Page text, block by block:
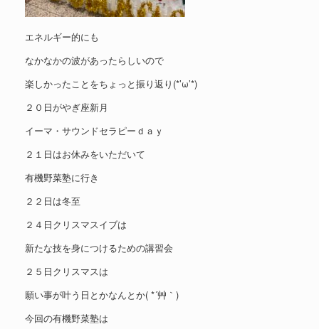
エネルギー的にも
なかなかの波があったらしいので
楽しかったことをちょっと振り返り(*’ω’*)
２０日がやぎ座新月
イーマ・サウンドセラピーｄａｙ
２１日はお休みをいただいて
有機野菜塾に行き
２２日は冬至
２４日クリスマスイブは
新たな技を身につけるための講習会
２５日クリスマスは
願い事が叶う日とかなんとか( *´艸｀)
今回の有機野菜塾は